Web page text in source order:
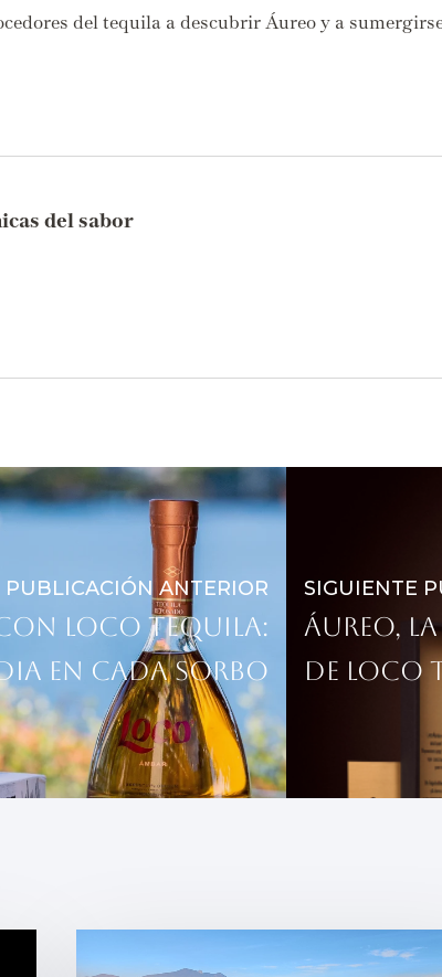
del tequila a descubrir Áureo y a
del sabor
PUBLICACIÓN ANTERIOR
Loco Tequila:
en cada sorbo
SIGUIENTE
Áureo,
de Loco